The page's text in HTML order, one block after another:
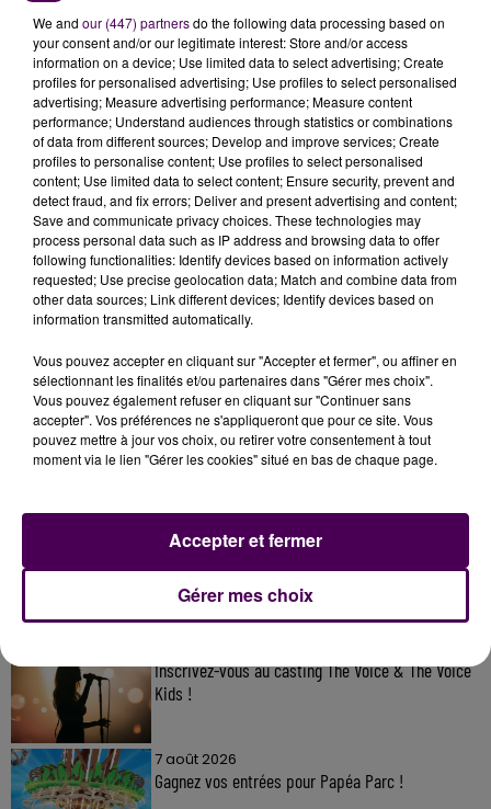
Faire perdurer la mémoire de l’engagement de leurs
aïeux.
7 août 2026
Gagnez vos pass pour le V and B Fest' 2026 !
Inscrivez-vous au casting The Voice & The Voice
Kids !
7 août 2026
Gagnez vos entrées pour Papéa Parc !
We and our (447) partnersdo the following data processing based on
your consent and/or our legitimate interest: Store and/or access
information on a device; Use limited data to select advertising; Create
profiles for personalised advertising; Use profiles to select personalised
advertising; Measure advertising performance; Measure content
performance; Understand audiences through statistics or combinations
of data from different sources; Develop and improve services; Create
profiles to personalise content; Use profiles to select personalised
content; Use limited data to select content; Ensure security, prevent and
detect fraud, and fix errors; Deliver and present advertising and content;
Save and communicate privacy choices. These technologies may
process personal data such as IP address and browsing data to offer
following functionalities: Identify devices based on information actively
requested; Use precise geolocation data; Match and combine data from
other data sources; Link different devices; Identify devices based on
information transmitted automatically.
Vous pouvez accepter en cliquant sur "Accepter et fermer", ou affiner en
sélectionnant les finalités et/ou partenaires dans "Gérer mes choix".
Vous pouvez également refuser en cliquant sur "Continuer sans
accepter". Vos préférences ne s'appliqueront que pour ce site. Vous
pouvez mettre à jour vos choix, ou retirer votre consentement à tout
moment via le lien "Gérer les cookies" situé en bas de chaque page.
Gérer mes choix
Accepter et fermer